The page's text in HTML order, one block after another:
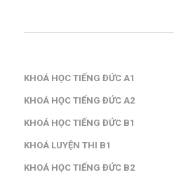
KHOÁ HỌC TIẾNG ĐỨC A1
KHOÁ HỌC TIẾNG ĐỨC A2
KHOÁ HỌC TIẾNG ĐỨC B1
KHOÁ LUYỆN THI B1
KHOÁ HỌC TIẾNG ĐỨC B2